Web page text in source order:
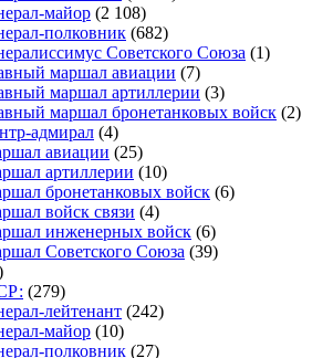
майор (2 108)
полковник (682)
Советского Союза (1)
маршал авиации (7)
маршал артиллерии (3)
маршал бронетанковых войск (2)
адмирал (4)
авиации (25)
артиллерии (10)
бронетанковых войск (6)
войск связи (4)
инженерных войск (6)
Советского Союза (39)
(279)
лейтенант (242)
майор (10)
полковник (27)